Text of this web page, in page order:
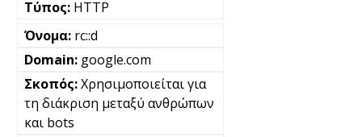
HTTP
rc::d
google.com
Χρησιμοποιείται για
τη διάκριση μεταξύ ανθρώπων
και bots